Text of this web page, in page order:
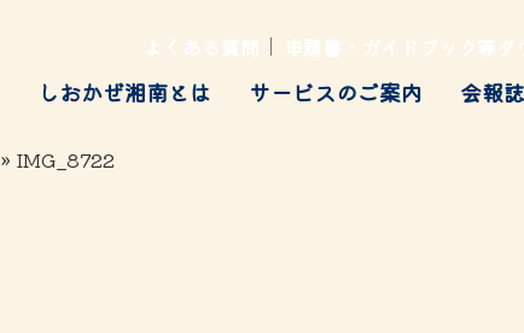
よくある質問 申請書・ガイドブック等ダ
しおかぜ湘南とは サービスのご案内
給付金
会報
» IMG_8722